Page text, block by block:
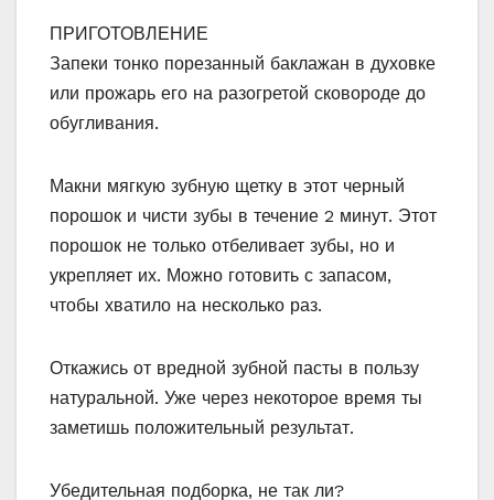
ПРИГОТОВЛЕНИЕ
Запеки тонко порезанный баклажан в духовке
или прожарь его на разогретой сковороде до
обугливания.
Макни мягкую зубную щетку в этот черный
порошок и чисти зубы в течение 2 минут. Этот
порошок не только отбеливает зубы, но и
укрепляет их. Можно готовить с запасом,
чтобы хватило на несколько раз.
Откажись от вредной зубной пасты в пользу
натуральной. Уже через некоторое время ты
заметишь положительный результат.
Убедительная подборка, не так ли?